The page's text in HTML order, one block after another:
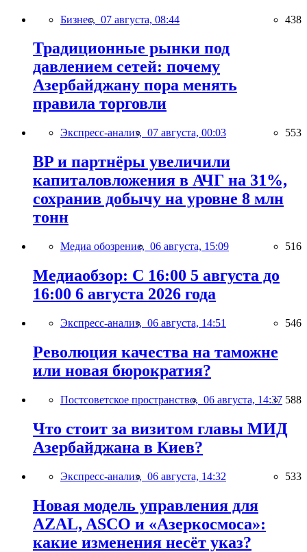
Бизнес, 07 августа, 08:44 438
Традиционные рынки под
давлением сетей: почему
Азербайджану пора менять
правила торговли
Экспресс-анализ, 07 августа, 00:03 553
BP и партнёры увеличили
капиталовложения в АЧГ на 31%,
сохранив добычу на уровне 8 млн
тонн
Медиа обозрение, 06 августа, 15:09 516
Медиаобзор: С 16:00 5 августа до
16:00 6 августа 2026 года
Экспресс-анализ, 06 августа, 14:51 546
Революция качества на таможне
или новая бюрократия?
Постсоветское пространство, 06 августа, 14:37 588
Что стоит за визитом главы МИД
Азербайджана в Киев?
Экспресс-анализ, 06 августа, 14:32 533
Новая модель управления для
AZAL, ASCO и «Азеркосмоса»:
какие изменения несёт указ?